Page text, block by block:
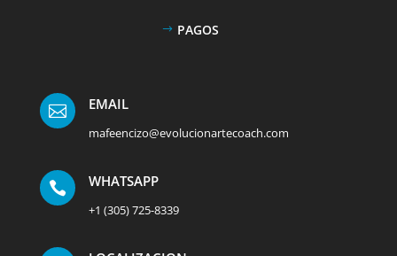
PAGOS
 EMAIL
mafeencizo@evolucionartecoach.com
 WHATSAPP
+1 (305) 725-8339